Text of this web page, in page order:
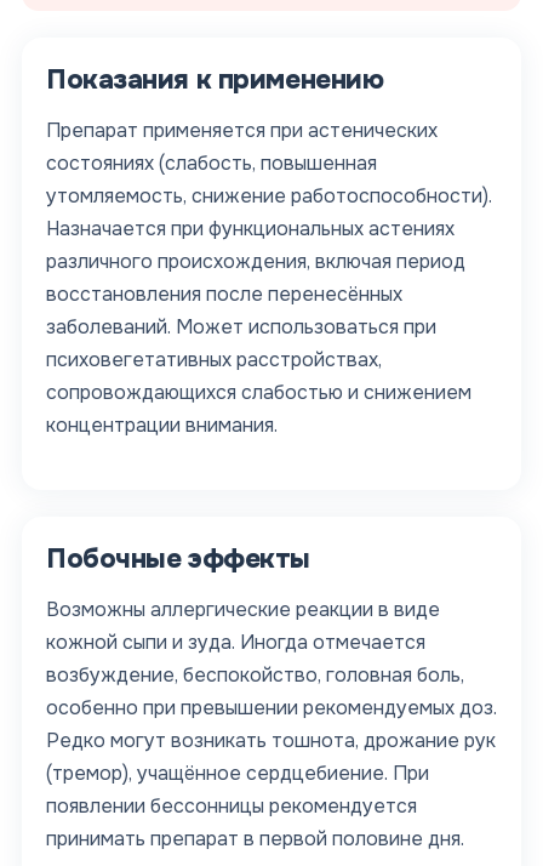
Показания к применению
Препарат применяется при астенических
состояниях (слабость, повышенная
утомляемость, снижение работоспособности).
Назначается при функциональных астениях
различного происхождения, включая период
восстановления после перенесённых
заболеваний. Может использоваться при
психовегетативных расстройствах,
сопровождающихся слабостью и снижением
концентрации внимания.
Побочные эффекты
Возможны аллергические реакции в виде
кожной сыпи и зуда. Иногда отмечается
возбуждение, беспокойство, головная боль,
особенно при превышении рекомендуемых доз.
Редко могут возникать тошнота, дрожание рук
(тремор), учащённое сердцебиение. При
появлении бессонницы рекомендуется
принимать препарат в первой половине дня.